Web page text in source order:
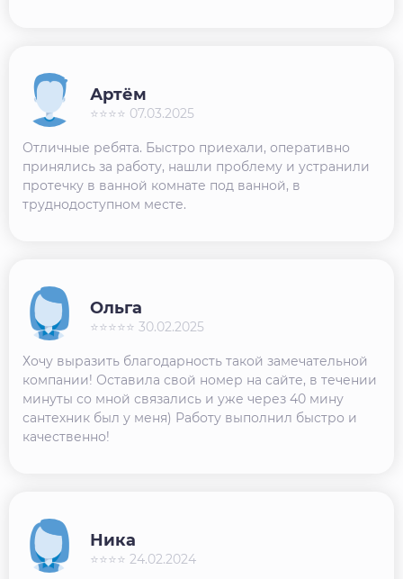
Отличные ребята. Быстро приехали, оперативно
принялись за работу, нашли проблему и устранили
протечку в ванной комнате под ванной, в
труднодоступном месте.
Артём
⭐⭐⭐⭐ 07.03.2025
Хочу выразить благодарность такой замечательной
компании! Оставила свой номер на сайте, в течении
минуты со мной связались и уже через 40 мину
сантехник был у меня) Работу выполнил быстро и
качественно!
Ольга
⭐⭐⭐⭐⭐ 30.02.2025
Ника
⭐⭐⭐⭐ 24.02.2024